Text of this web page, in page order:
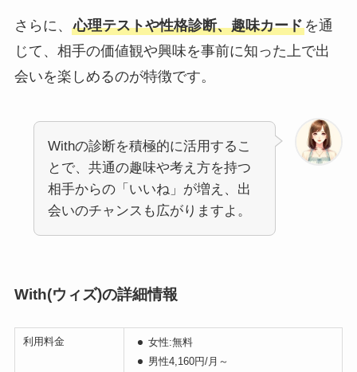
さらに、 心理テストや性格診断、趣味カードを通
じて、相手の価値観や興味を事前に知った上で出
会いを楽しめるのが特徴です。
Withの診断を積極的に活用するこ
とで、共通の趣味や考え方を持つ
相手からの「いいね」が増え、出
会いのチャンスも広がりますよ。
With(ウィズ)の詳細情報
利用料金
女性:無料
男性4,160円/月～